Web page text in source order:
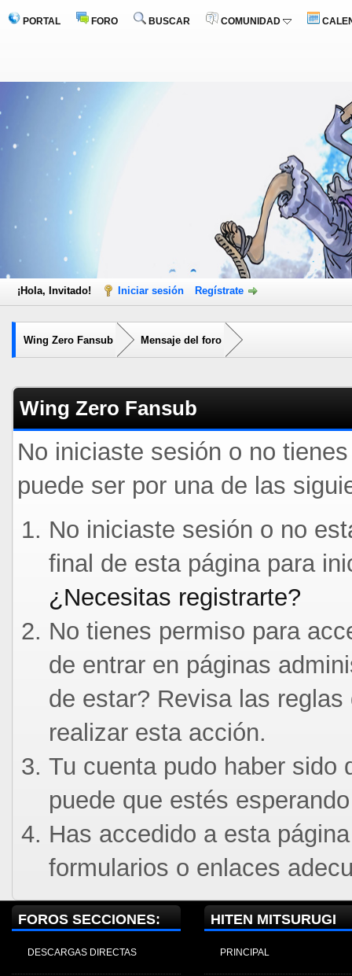
PORTAL FORO BUSCAR COMUNIDAD
¡Hola, Invitado! Iniciar sesión Regístrate
Wing Zero Fansub Mensaje del foro
Wing Zero Fansub
No iniciaste sesión o no
puede ser por una de las
No iniciaste sesión o no
final de esta página para
¿Necesitas registrarte?
No tienes permiso para
de entrar en páginas
de estar? Revisa las
realizar esta acción.
Tu cuenta pudo haber sido
puede que estés
Has accedido a esta
formularios o enlaces
FOROS SECCIONES:
DESCARGAS DIRECTAS
HITEN MITSURUGI
PRINCIPAL